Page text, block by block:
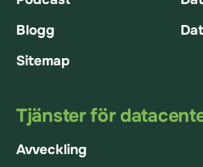
Blogg
Sitemap
Tjänster för
Avveckling